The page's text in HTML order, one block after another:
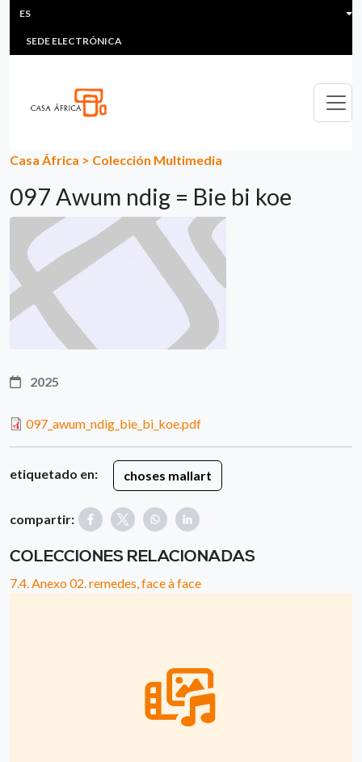
Pasar al contenido principal
HEADER MENU
MULTIMEDIA
SEDE ELECTRÓNICA
ES
Casa África > Colección Multimedia
097 Awum ndig = Bie bi koe
2025
097_awum_ndig_bie_bi_koe.pdf
etiquetado en: choses mallart
compartir:
COLECCIONES RELACIONADAS
7.4. Anexo 02. remedes, face à face